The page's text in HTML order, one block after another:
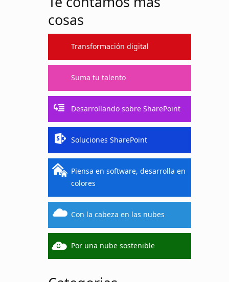
cosas
Transformación digital
Suma tu talento
Desarrollando sobre SharePoint
Soluciones SharePoint
Piensa en software, desarrolla en
colores
Con la cabeza en las nubes
Por una nube sostenible